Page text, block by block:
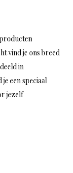
vind je ons breed
in
een speciaal
jezelf